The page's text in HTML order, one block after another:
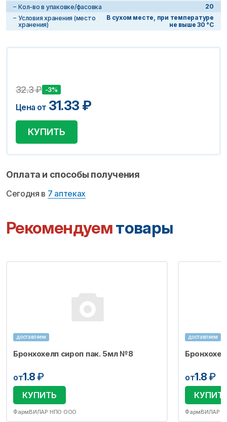
Кол-во в упаковке/фасовка
20
Условия хранения (место
хранения)
В сухом месте, при температуре
не выше 30 °C
32.3₽ -3%
Цена от 31.33 ₽
КУПИТЬ
Оплата и способы получения
Сегодня в 7 аптеках
Рекомендуемтовары
доставляем
Бронхохелп сироп пак. 5мл №8
от1.8₽
КУПИТЬ
ФармВИЛАР НПО ООО
доставляем
от1.8₽
ФармВИЛАР